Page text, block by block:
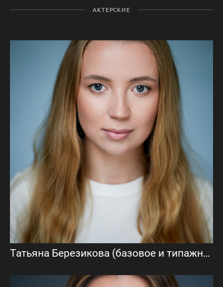
АКТЕРСКИЕ
Татьяна Березикова (базовое и типажное актёрское портфолио)